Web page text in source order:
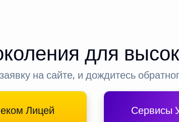
для
на сайте, и дождитесь
Лицей Сервисы